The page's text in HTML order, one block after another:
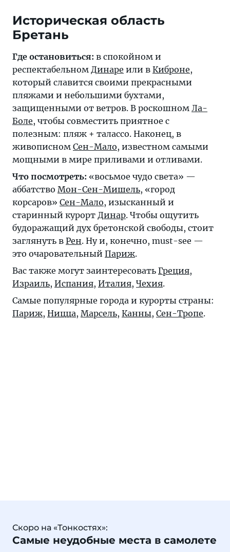
Историческая область
Бретань
Где остановиться: в спокойном и
респектабельном Динаре или в Киброне,
который славится своими прекрасными
пляжами и небольшими бухтами,
защищенными от ветров. В роскошном Ла-
Боле, чтобы совместить приятное с
полезным: пляж + талассо. Наконец, в
живописном Сен-Мало, известном самыми
мощными в мире приливами и отливами.
Что посмотреть: «восьмое чудо света» —
аббатство Мон-Сен-Мишель, «город
корсаров» Сен-Мало, изысканный и
старинный курорт Динар. Чтобы ощутить
будоражащий дух бретонской свободы, стоит
заглянуть в Рен. Ну и, конечно, must-see —
это очаровательный Париж.
Вас также могут заинтересовать Греция,
Израиль, Испания, Италия, Чехия.
Самые популярные города и курорты страны:
Париж, Ницца, Марсель, Канны, Сен-Тропе.
Скоро на «Тонкостях»:
Самые неудобные места в самолете